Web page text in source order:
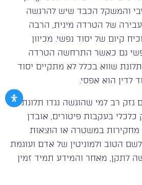
והמשקל הכבד שיש להרגשה
של הטרדה מינית, הרבה
קיום של יסוד נפשי. מכיוון
גם כאשר התרחשה הטרדה
שווא בכלל לא מתקיים יסוד
לדין הוא אפסי.
נזק רב למי שהוגשה נגדו תלונת
כלכלי בעקבות פיטורים, אובדן
במשטרה או הוצאות
הטוב ולמוניטין של אדם ועוגמת
לתקן, מאחר והמידע תמיד זמין